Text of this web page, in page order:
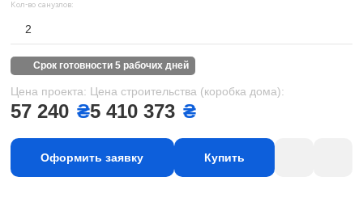
Кол-во санузлов:
2
срок готовности 5 рабочих дней
Цена проекта:
57 240 ₴
Цена строительства (коробка дома):
5 410 373 ₴
Оформить заявку Купить